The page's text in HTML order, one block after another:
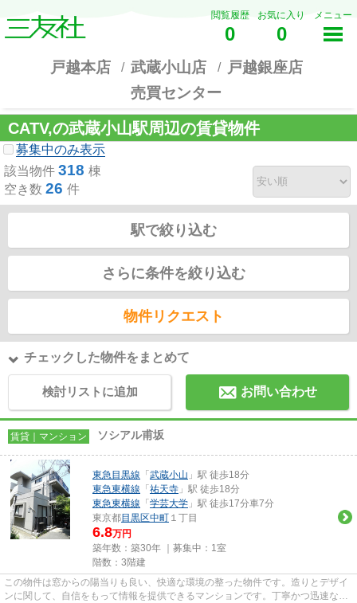
閲覧履歴
0
お気に入り
0
メニュー
戸越本店 武蔵小山店
戸越銀座店
売買センター
CATV,の武蔵小山駅周辺の賃貸物件
募集中のみ表示
該当物件 318 棟
空き数 26 件
駅で絞り込む
さらに条件を絞り込む
物件リクエスト
チェックした物件をまとめて
検討リストに追加 お問い合わせ
賃貸｜マンション ソシアル甫坂
東急目黒線 「 武蔵小山 」駅 徒歩18分
東急東横線 「 祐天寺 」駅 徒歩18分
東急東横線 「 学芸大学 」駅 徒歩17分車7分
東京都目黒区中町 １丁目
6.8万円
築年数：築30年 ｜募集中： 1室
階数：3階建
この物件は窓からの陽当りも良い、快適な環境の整った物件です。造りとデザイ
ンに関して、自信をもって情報を提供できるマンションです。丁寧かつ迅速な対